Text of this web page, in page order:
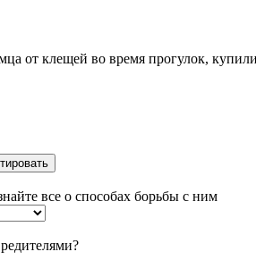
от клещей во время прогулок,
все о способах борьбы с ним